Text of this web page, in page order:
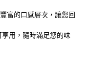
富的口感層次，讓您回
用，隨時滿足您的味